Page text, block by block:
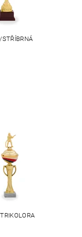
STŘÍBRNÁ